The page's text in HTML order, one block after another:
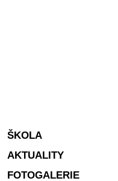
ŠKOLA
AKTUALITY
FOTOGALERIE